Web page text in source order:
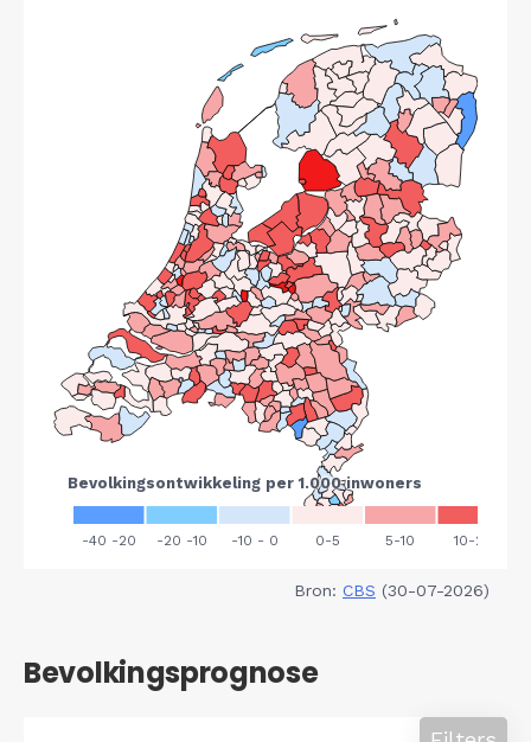
Bron: CBS (30-07-2026)
Bevolkingsprognose